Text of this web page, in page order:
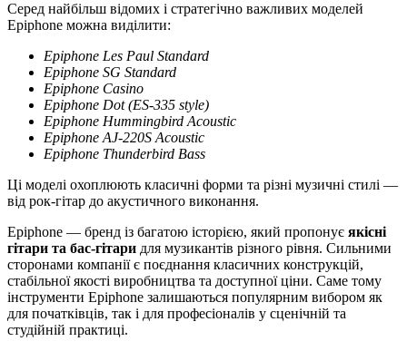
Серед найбільш відомих і стратегічно важливих моделей
Epiphone можна виділити:
Epiphone Les Paul Standard
Epiphone SG Standard
Epiphone Casino
Epiphone Dot (ES-335 style)
Epiphone Hummingbird Acoustic
Epiphone AJ-220S Acoustic
Epiphone Thunderbird Bass
Ці моделі охоплюють класичні форми та різні музичні стилі —
від рок-гітар до акустичного виконання.
Epiphone — бренд із багатою історією, який пропонує якісні
гітари та бас-гітари для музикантів різного рівня. Сильними
сторонами компанії є поєднання класичних конструкцій,
стабільної якості виробництва та доступної ціни. Саме тому
інструменти Epiphone залишаються популярним вибором як
для початківців, так і для професіоналів у сценічній та
студійній практиці.